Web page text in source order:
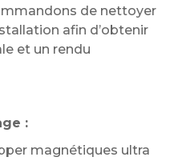
de nettoyer
afin d’obtenir
et un rendu
:
magnétiques ultra